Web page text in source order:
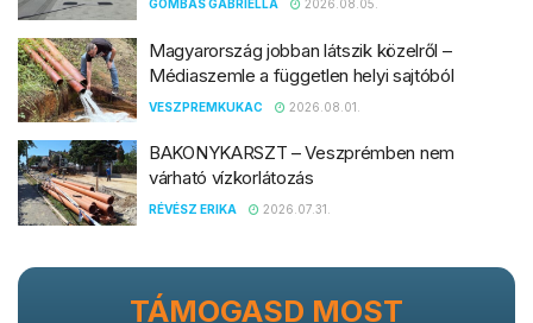
GOMBÁS GABRIELLA 2026.08.05.
Magyarország jobban látszik közelről –
Médiaszemle a független helyi sajtóból
VESZPREMKUKAC 2026.08.01.
BAKONYKARSZT – Veszprémben nem
várható vízkorlátozás
RÉVÉSZ ERIKA 2026.07.31.
TÁMOGASD MOST